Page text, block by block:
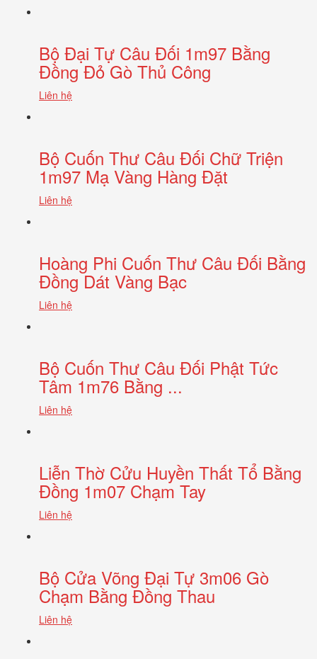
Bộ Đại Tự Câu Đối 1m97 Bằng
Đồng Đỏ Gò Thủ Công
Liên hệ
Bộ Cuốn Thư Câu Đối Chữ Triện
1m97 Mạ Vàng Hàng Đặt
Liên hệ
Hoàng Phi Cuốn Thư Câu Đối Bằng
Đồng Dát Vàng Bạc
Liên hệ
Bộ Cuốn Thư Câu Đối Phật Tức
Tâm 1m76 Bằng ...
Liên hệ
Liễn Thờ Cửu Huyền Thất Tổ Bằng
Đồng 1m07 Chạm Tay
Liên hệ
Bộ Cửa Võng Đại Tự 3m06 Gò
Chạm Bằng Đồng Thau
Liên hệ